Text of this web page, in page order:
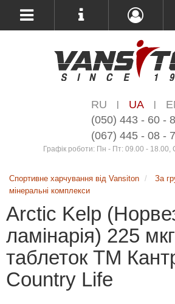
RU | UA |
(050) 443 - 60 -
(067) 445 - 08 -
Графік роботи: Пн - Пт: 09.00 - 18.00,
Спортивне харчування від Vansiton За
мінеральні комплекси
Arctic Kelp
ламінарія) 225
таблеток ТМ
Country Life